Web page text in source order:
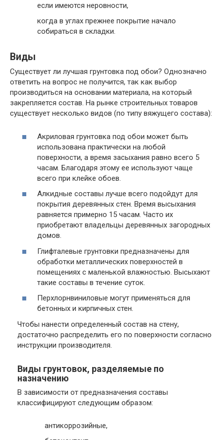
если имеются неровности,
когда в углах прежнее покрытие начало
собираться в складки.
Виды
Существует ли лучшая грунтовка под обои? Однозначно
ответить на вопрос не получится, так как выбор
производиться на основании материала, на который
закрепляется состав. На рынке строительных товаров
существует несколько видов (по типу вяжущего состава):
Акриловая грунтовка под обои может быть
использована практически на любой
поверхности, а время засыхания равно всего 5
часам. Благодаря этому ее используют чаще
всего при клейке обоев.
Алкидные составы лучше всего подойдут для
покрытия деревянных стен. Время высыхания
равняется примерно 15 часам. Часто их
приобретают владельцы деревянных загородных
домов.
Глифталевые грунтовки предназначены для
обработки металлических поверхностей в
помещениях с маленькой влажностью. Высыхают
такие составы в течение суток.
Перхлорнвиниловые могут применяться для
бетонных и кирпичных стен.
Чтобы нанести определенный состав на стену,
достаточно распределить его по поверхности согласно
инструкции производителя.
Виды грунтовок, разделяемые по
назначению
В зависимости от предназначения составы
классифицируют следующим образом:
антикоррозийные,